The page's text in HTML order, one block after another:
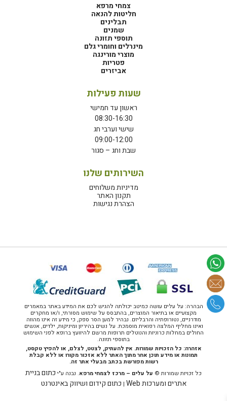
צמחי מרפא
חליטות להנאה
תבלינים
שמנים
תוספי תזונה
מינרלים וחומרי גלם
מוצרי מורינגה
פטריות
אביזרים
שעות פעילות
ראשון עד חמישי
08:30-16:30
שישי וערבי חג
09:00-12:00
שבת וחג – סגור
השירותים שלנו
מדיניות משלוחים
תקנון האתר
הצהרת נגישות
הבהרה: על עלים עושה כמיטב יכולתה להגיש לכם את המידע באתר במאמרים
מקצועיים או בתיאור המוצרים, בהתבסס על שימוש מסורתי, ו/או מחקרים
מודרניים, נטורופתיה והרבליזם. נבהיר למען הסר ספק, כי מידע זה אינו מהווה
ואינו מחליף המלצה רפואית מוסמכת. על נשים בהיריון ומיניקות, ילדים, אנשים
החולים במחלות כרוניות והנוטלים תרופות מרשם להיוועץ ברופא לפני השימוש
בתוספי תזונה.
אזהרה: כל הזכויות שמורות. אין להעתיק, לצטט, לצלם, או להפיץ טקסט,
תמונות או מידע תוכן אחר מתוך האתר ללא אזכור מקורו או ללא קבלת
רשות מפורשת בכתב מבעלי אתר זה.
כל זכויות שמורות © על עלים – מרכז לצמחי מרפא. נבנה ע"יכתום בניית
אתרים ומערכות Web
| כתום קידום ושיווק באינטרנט